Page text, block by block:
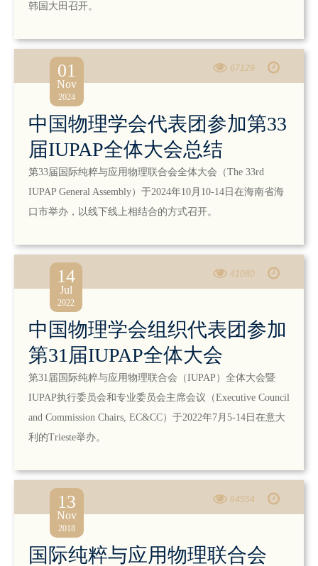
韩国大田召开。
67129
中国物理学会代表团参加第33
届IUPAP全体大会总结
第33届国际纯粹与应用物理联合会全体大会（The 33rd
IUPAP General Assembly）于2024年10月10-14日在海南省海
口市举办，以线下线上相结合的方式召开。
01
Nov
2024
41080
中国物理学会组织代表团参加
第31届IUPAP全体大会
第31届国际纯粹与应用物理联合会（IUPAP）全体大会暨
IUPAP执行委员会和专业委员会主席会议（Executive Council
and Commission Chairs, EC&CC）于2022年7月5-14日在意大
利的Trieste举办。
14
Jul
2022
64554
国际纯粹与应用物理联合会
13
Nov
2018